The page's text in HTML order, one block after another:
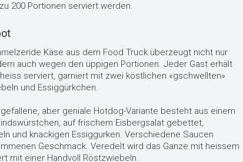
200 Portionen serviert werden.
Käse aus dem Food Truck überzeugt nicht nur
auch wegen den üppigen Portionen. Jeder Gast erhält
serviert, garniert mit zwei köstlichen «gschwellten»
und Essiggürkchen.
aber geniale Hotdog-Variante besteht aus einem
auf frischem Eisbergsalat gebettet,
und knackigen Essiggurken. Verschiedene Saucen
Geschmack. Veredelt wird das Ganze mit heissem
mit einer Handvoll Röstzwiebeln.